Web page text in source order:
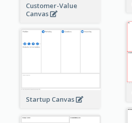
Customer-Value
Canvas
Startup Canvas